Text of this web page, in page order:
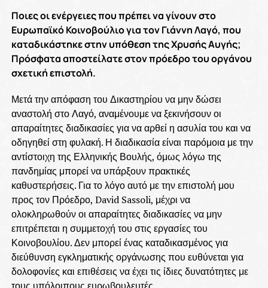
Ποιες οι ενέργειες που πρέπει να γίνουν στο
Ευρωπαϊκό Κοινοβούλιο για τον Γιάννη Λαγό, που
καταδικάστηκε στην υπόθεση της Χρυσής Αυγής;
Πρόσφατα αποστείλατε στον πρόεδρο του οργάνου
σχετική επιστολή.
Μετά την απόφαση του Δικαστηρίου να μην δώσει
αναστολή στο Λαγό, αναμένουμε να ξεκινήσουν οι
απαραίτητες διαδικασίες για να αρθεί η ασυλία του και να
οδηγηθεί στη φυλακή. Η διαδικασία είναι παρόμοια με την
αντίστοιχη της Ελληνικής Βουλής, όμως λόγω της
πανδημίας μπορεί να υπάρξουν πρακτικές
καθυστερήσεις. Για το λόγο αυτό με την επιστολή μου
προς τον Πρόεδρο, David Sassoli, μέχρι να
ολοκληρωθούν οι απαραίτητες διαδικασίες να μην
επιτρέπεται η συμμετοχή του στις εργασίες του
Κοινοβουλίου. Δεν μπορεί ένας καταδικασμένος για
διεύθυνση εγκληματικής οργάνωσης που ευθύνεται για
δολοφονίες και επιθέσεις να έχει τις ίδιες δυνατότητες με